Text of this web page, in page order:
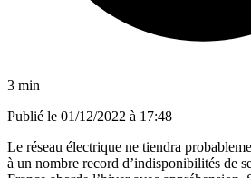
3 min
Publié le 01/12/2022 à 17:48
Le réseau électrique ne tiendra
à un nombre record d’indisponibilités de